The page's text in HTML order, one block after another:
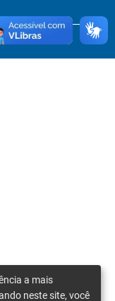
a mais
neste site, você